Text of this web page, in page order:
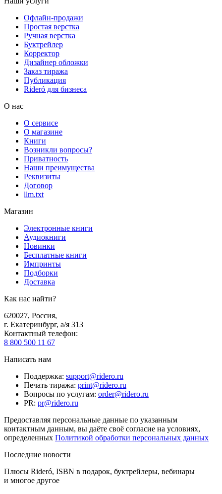
Офлайн-продажи
Простая верстка
Ручная верстка
Буктрейлер
Корректор
Дизайнер обложки
Заказ тиража
Публикация
Rideró для бизнеса
О нас
О сервисе
О магазине
Книги
Возникли вопросы?
Приватность
Наши преимущества
Реквизиты
Договор
llm.txt
Магазин
Электронные книги
Аудиокниги
Новинки
Бесплатные книги
Импринты
Подборки
Доставка
Как нас найти?
620027, Россия,
г. Екатеринбург, а/я 313
Контактный телефон:
8 800 500 11 67
Написать нам
Поддержка: support@ridero.ru
Печать тиража: print@ridero.ru
Вопросы по услугам: order@ridero.ru
PR: pr@ridero.ru
Предоставляя персональные данные по указанным
контактным данным, вы даёте своё согласие на условиях,
определенных Политикой обработки персональных данных
Последние новости
Плюсы Rideró, ISBN в подарок, буктрейлеры, вебинары
и многое другое